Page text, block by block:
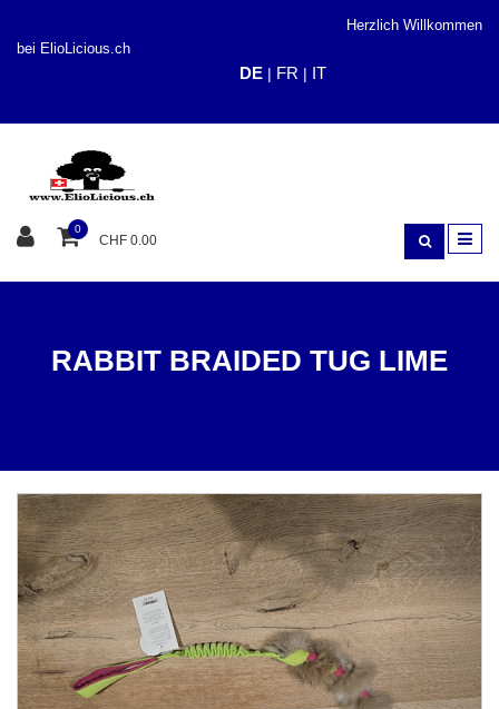
Herzlich Willkommen
bei ElioLicious.ch
DE | FR | IT
0
CHF 0.00
RABBIT BRAIDED TUG LIME